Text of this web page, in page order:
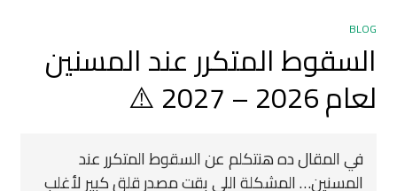
BLOG
السقوط المتكرر عند المسنين
لعام 2026 – 2027 ⚠️
في المقال ده هنتكلم عن السقوط المتكرر عند
المسنين… المشكلة اللي بقت مصدر قلق كبير لأغلب